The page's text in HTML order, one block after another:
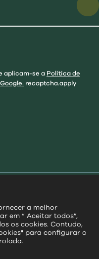
a melhor
em “ Aceitar todos”,
os cookies. Contudo,
para configurar o
aplicam-se a Política de
recaptcha.apply